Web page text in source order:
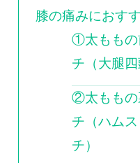
膝の痛みにおす
①太ももの
チ（大腿四
②太ももの
チ（ハム
チ）